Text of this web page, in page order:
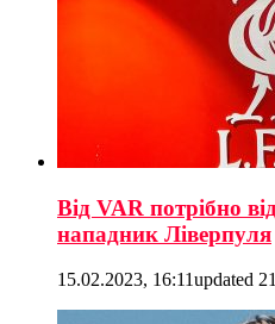
Від VAR потрібно
нападник Ліверпуля
15.02.2023, 16:11updated